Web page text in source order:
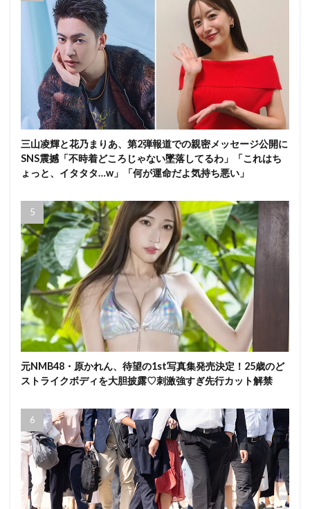
三山凌輝と花乃まりあ、第2弾報道での親密メッセージ公開に
SNS震撼「不時着どころじゃない墜落してるわ」「これはち
ょっと、イタタタ…w」「何が運命だよ気持ち悪い」
元NMB48・原かれん、待望の1st写真集発売決定！25歳のど
ストライクボディを大胆披露♡刺激強すぎ先行カット解禁